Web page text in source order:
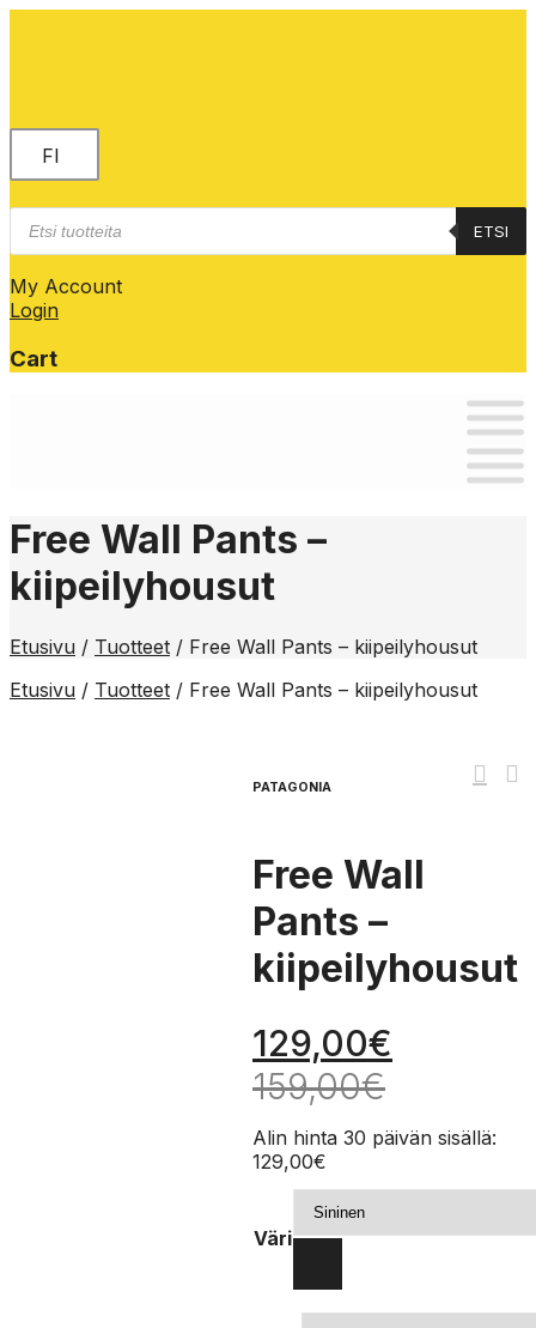
FI
Products
search
ETSI
My Account
Login
Cart
Free Wall Pants –
kiipeilyhousut
Etusivu / Tuotteet / Free Wall Pants – kiipeilyhousut
Etusivu / Tuotteet / Free Wall Pants – kiipeilyhousut
PATAGONIA
Free Wall
Pants –
kiipeilyhousut
129,00€
159,00€
Alin hinta 30 päivän sisällä:
129,00€
Väri